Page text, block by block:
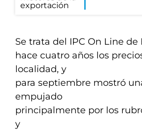
Se trata del IPC On Line
hace cuatro años los
localidad, y
para septiembre mostró
empujado
principalmente por los
y